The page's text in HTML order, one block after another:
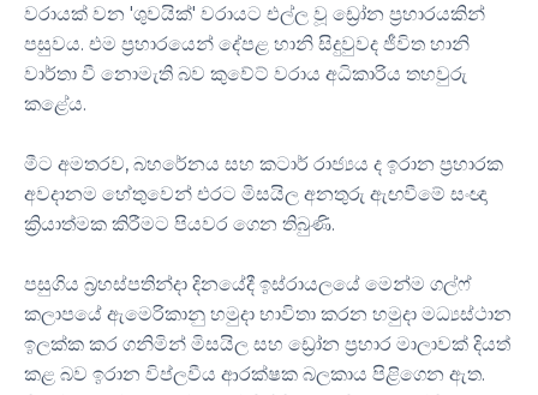
වරායක් වන 'ශුවයික්' වරායට එල්ල වූ ඩ්‍රෝන ප්‍රහාරයකින්
පසුවය. එම ප්‍රහාරයෙන් දේපළ හානි සිදුවුවද ජීවිත හානි
වාර්තා වී නොමැති බව කුවේට් වරාය අධිකාරිය තහවුරු
කළේය.
මීට අමතරව, බහරේනය සහ කටාර් රාජ්‍යය ද ඉරාන ප්‍රහාරක
අවදානම හේතුවෙන් එරට මිසයිල අනතුරු ඇඟවීමේ සංඥා
ක්‍රියාත්මක කිරීමට පියවර ගෙන තිබුණි.
පසුගිය බ්‍රහස්පතින්දා දිනයේදී ඉස්රායලයේ මෙන්ම ගල්ෆ්
කලාපයේ ඇමෙරිකානු හමුදා භාවිතා කරන හමුදා මධ්‍යස්ථාන
ඉලක්ක කර ගනිමින් මිසයිල සහ ඩ්‍රෝන ප්‍රහාර මාලාවක් දියත්
කළ බව ඉරාන විප්ලවීය ආරක්ෂක බලකාය පිළිගෙන ඇත.